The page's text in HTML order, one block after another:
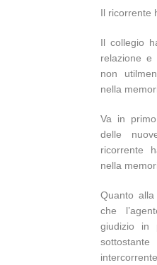
Il ricorrente
Il collegio
relazione e
non
nella
Va in primo
delle
ricorrente
nella
Quanto
che
giudizio in